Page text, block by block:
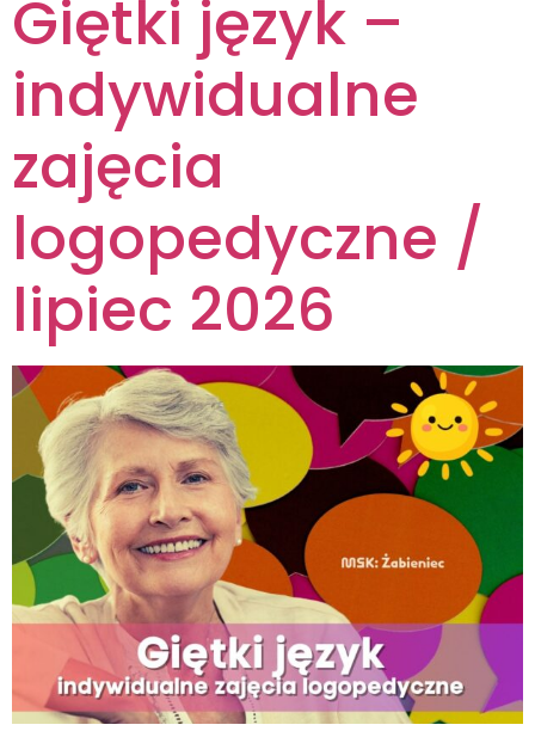
Giętki język –
indywidualne
zajęcia
logopedyczne /
lipiec 2026